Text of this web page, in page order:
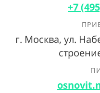
+7
г. Москва, ул.